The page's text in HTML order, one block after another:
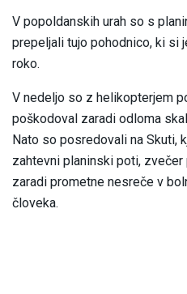
V popoldanskih urah so s
prepeljali tujo pohodnico, ki si
roko.
V nedeljo so z helikopterjem
poškodoval zaradi odloma
Nato so posredovali na Skuti,
zahtevni planinski poti, zvečer
zaradi prometne nesreče v
človeka.